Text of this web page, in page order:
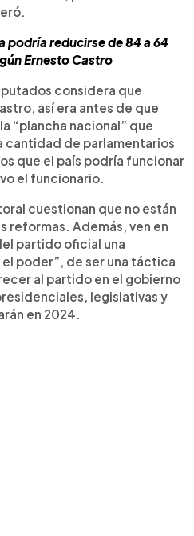
podría reducirse de 84 a 64
Ernesto Castro
considera que
así era antes de que
“plancha nacional” que
cantidad de parlamentarios
que el país podría funcionar
el funcionario.
cuestionan que no están
reformas. Además, ven en
partido oficial una
poder”, de ser una táctica
al partido en el gobierno
legislativas y
en 2024.